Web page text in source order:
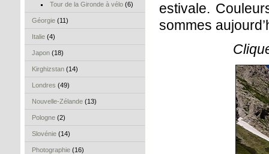
Tour de la Gironde à vélo(6)
Géorgie (11)
Italie (4)
Japon (18)
Kirghizstan (14)
Londres (49)
Nouvelle-Zélande (13)
Pologne (2)
Slovénie (14)
Photographie (16)
estivale.
sommes